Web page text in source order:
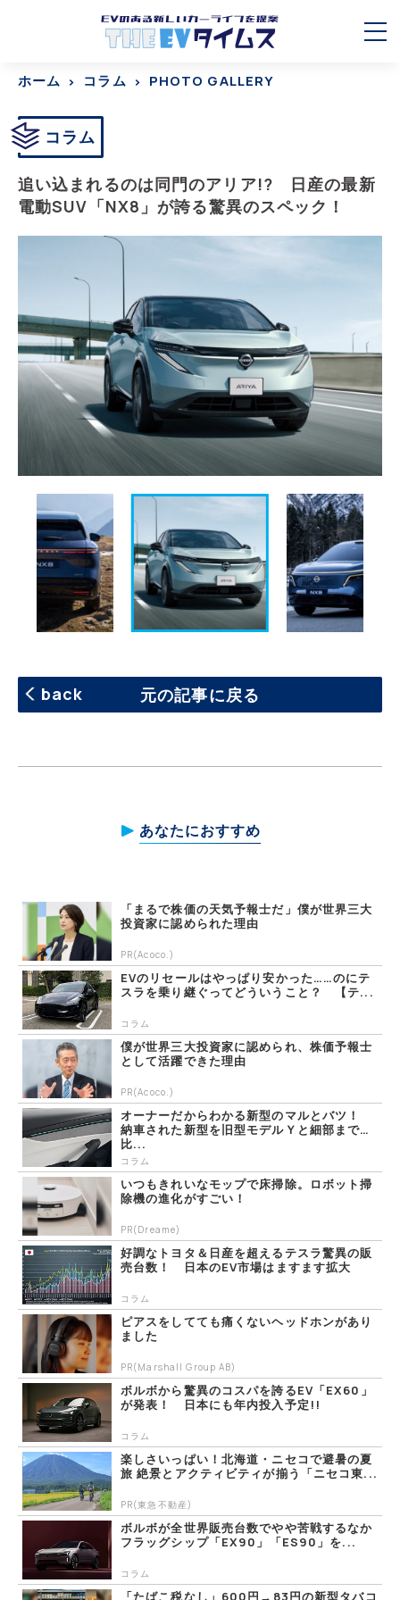
ホーム コラム PHOTO GALLERY
コラム
追い込まれるのは同門のアリア!? 日産の最新
電動SUV「NX8」が誇る驚異のスペック！
back 元の記事に戻る
あなたにおすすめ
「まるで株価の天気予報士だ」僕が世界三大
投資家に認められた理由
PR(Acoco.)
EVのリセールはやっぱり安かった……のにテ
スラを乗り継ぐってどういうこと？ 【テ...
コラム
僕が世界三大投資家に認められ、株価予報士
として活躍できた理由
PR(Acoco.)
オーナーだからわかる新型のマルとバツ！
納車された新型を旧型モデルＹと細部まで
比...
コラム
いつもきれいなモップで床掃除。ロボット掃
除機の進化がすごい！
PR(Dreame)
好調なトヨタ＆日産を超えるテスラ驚異の販
売台数！ 日本のEV市場はますます拡大
コラム
ピアスをしてても痛くないヘッドホンがあり
ました
PR(Marshall Group AB)
ボルボから驚異のコスパを誇るEV「EX60」
が発表！ 日本にも年内投入予定!!
コラム
楽しさいっぱい！北海道・ニセコで避暑の夏
旅 絶景とアクティビティが揃う「ニセコ東...
PR(東急不動産)
ボルボが全世界販売台数でやや苦戦するなか
フラッグシップ「EX90」「ES90」を...
コラム
「たばこ税なし」600円→83円の新型タバコ